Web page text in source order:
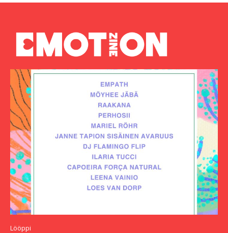
Lööppi